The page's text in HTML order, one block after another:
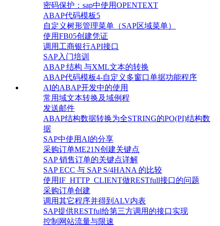
密码保护：sap中使用OPENTEXT
ABAP代码模板5
自定义树形管理菜单（SAP区域菜单）
使用FB05创建凭证
调用工商银行API接口
SAP入门培训
ABAP 结构 与XML文本的转换
ABAP代码模板4-自定义多窗口单据功能程序
AI的ABAP开发中的使用
常用域文本转换及域例程
发送邮件
ABAP结构数据转换为全STRING的PO(PI)结构数
据
SAP中使用AI的分享
采购订单ME21N创建关键点
SAP 销售订单的关键点详解
SAP ECC 与 SAP S/4HANA 的比较
使用IF_HTTP_CLIENT做RESTfull接口的问题
采购订单创建
调用其它程序并得到ALV内表
SAP提供RESTful给第三方调用的接口实现
控制网站流量与限速